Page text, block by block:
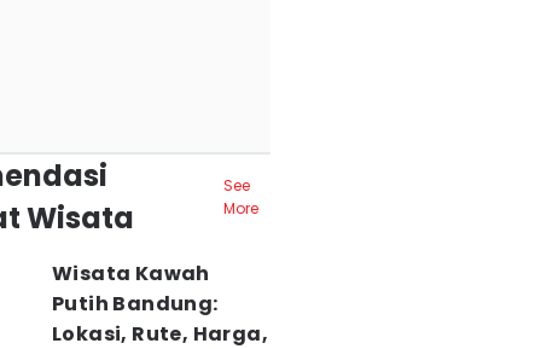
Wisata
See
More
Wisata Kawah
Putih Bandung:
Lokasi, Rute, Harga,